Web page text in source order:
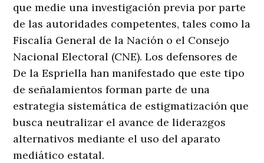
que medie una investigación previa por parte
de las autoridades competentes, tales como la
Fiscalía General de la Nación o el Consejo
Nacional Electoral (CNE). Los defensores de
De la Espriella han manifestado que este tipo
de señalamientos forman parte de una
estrategia sistemática de estigmatización que
busca neutralizar el avance de liderazgos
alternativos mediante el uso del aparato
mediático estatal.